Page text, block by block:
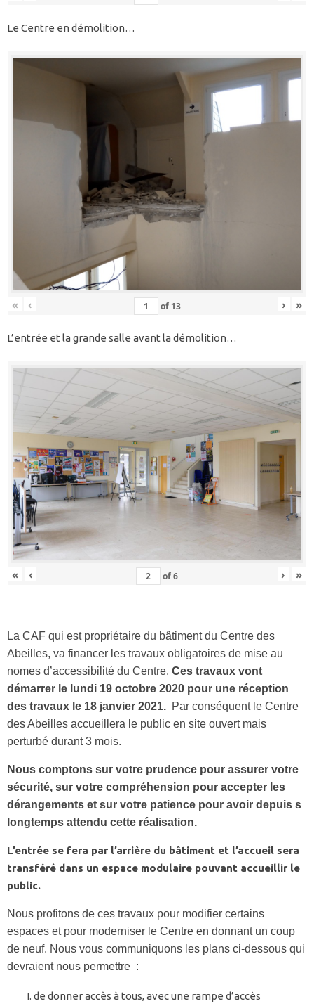
Le Centre en démolition…
« ‹ of 13 › »
L’entrée et la grande salle avant la démolition…
« ‹ of6 › »
La CAF qui est propriétaire du bâtiment du Centre des
Abeilles, va financer les travaux obligatoires de mise au
nomes d’accessibilité du Centre. Ces travaux vont
démarrer le lundi 19 octobre 2020 pour une réception
des travaux le 18 janvier 2021. Par conséquent le Centre
des Abeilles accueillera le public en site ouvert mais
perturbé durant 3 mois.
Nous comptons sur votre prudence pour assurer votre
sécurité, sur votre compréhension pour accepter les
dérangements et sur votre patience pour avoir depuis s
longtemps attendu cette réalisation.
L’entrée se fera par l’arrière du bâtiment et l’accueil sera
transféré dans un espace modulaire pouvant accueillir le
public.
Nous profitons de ces travaux pour modifier certains
espaces et pour moderniser le Centre en donnant un coup
de neuf. Nous vous communiquons les plans ci-dessous qui
devraient nous permettre :
de donner accès à tous, avec une rampe d’accès